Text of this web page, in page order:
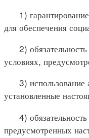
1)
для обеспечения
2) обязательность
условиях,
3) использование
установленные
4) обязательность
предусмотренных